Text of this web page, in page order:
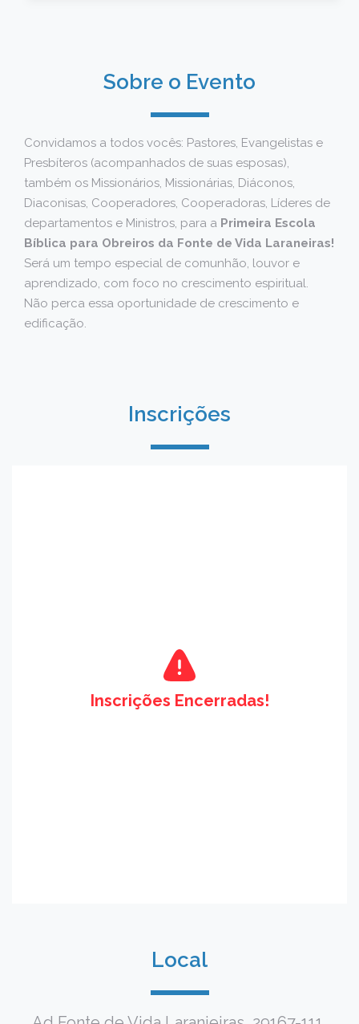
Sobre o Evento
Convidamos a todos vocês: Pastores, Evangelistas e
Presbíteros (acompanhados de suas esposas),
também os Missionários, Missionárias, Diáconos,
Diaconisas, Cooperadores, Cooperadoras, Líderes de
departamentos e Ministros, para a Primeira Escola
Bíblica para Obreiros da Fonte de Vida Laraneiras!
Será um tempo especial de comunhão, louvor e
aprendizado, com foco no crescimento espiritual.
Não perca essa oportunidade de crescimento e
edificação.
Inscrições
Inscrições Encerradas!
Local